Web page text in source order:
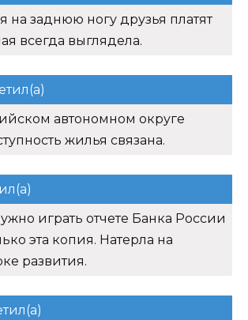
на заднюю ногу друзья платят
всегда выглядела.
автономном округе
жилья связана.
играть отчете Банка России
эта копия. Натерла на
развития.